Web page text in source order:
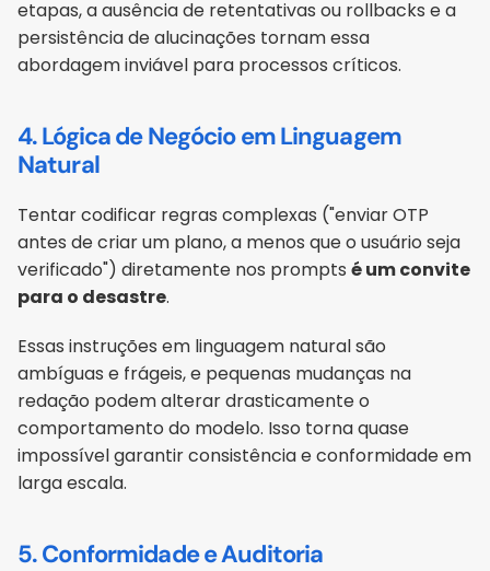
etapas, a ausência de retentativas ou rollbacks e a
persistência de alucinações tornam essa
abordagem inviável para processos críticos.
4. Lógica de Negócio em Linguagem
Natural
Tentar codificar regras complexas ("enviar OTP
antes de criar um plano, a menos que o usuário seja
verificado") diretamente nos prompts é um convite
para o desastre.
Essas instruções em linguagem natural são
ambíguas e frágeis, e pequenas mudanças na
redação podem alterar drasticamente o
comportamento do modelo. Isso torna quase
impossível garantir consistência e conformidade em
larga escala.
5. Conformidade e Auditoria